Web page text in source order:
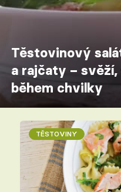
Těstovinový
a rajčaty –
během chvilky
TĚSTOVINY